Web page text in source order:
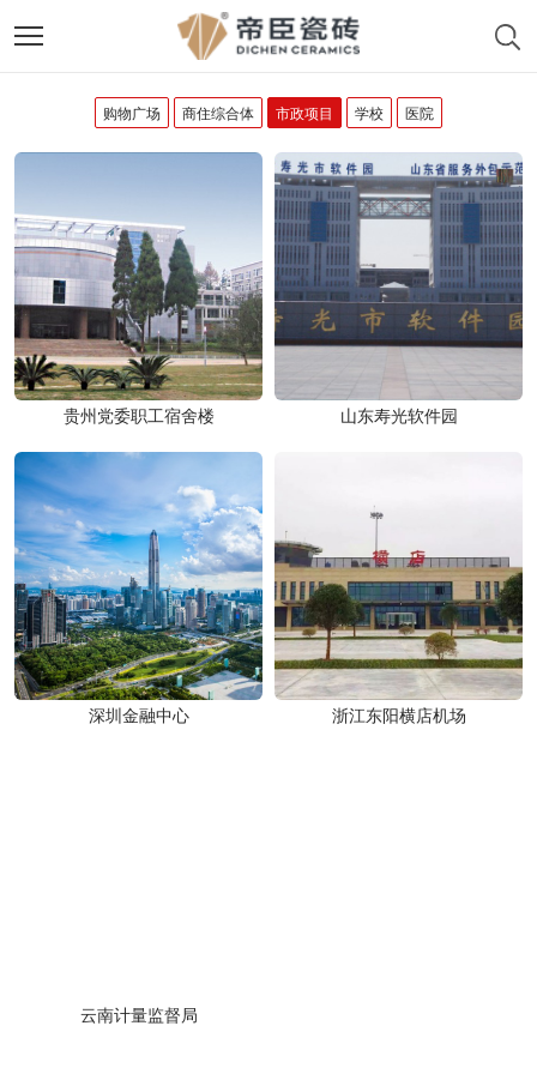
购物广场 商住综合体 市政项目 学校 医院
贵州党委职工宿舍楼 山东寿光软件园
深圳金融中心 浙江东阳横店机场
云南计量监督局